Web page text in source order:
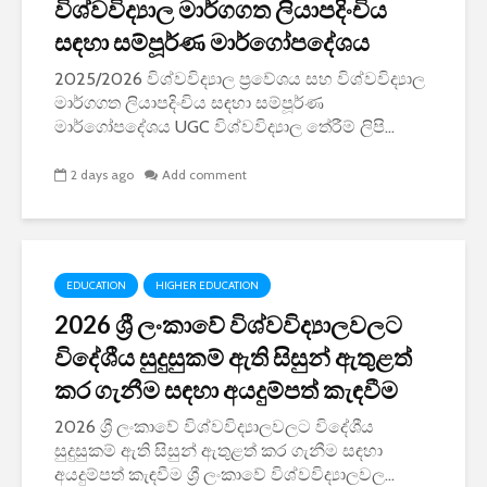
විශ්වවිද්‍යාල මාර්ගගත ලියාපදිංචිය
සඳහා සම්පූර්ණ මාර්ගෝපදේශය
2025/2026 විශ්වවිද්‍යාල ප්‍රවේශය සහ විශ්වවිද්‍යාල
මාර්ගගත ලියාපදිංචිය සඳහා සම්පූර්ණ
මාර්ගෝපදේශය UGC විශ්වවිද්‍යාල තේරීම් ලිපි...
2 days ago Add comment
EDUCATION HIGHER EDUCATION
2026 ශ්‍රී ලංකාවේ විශ්වවිද්‍යාලවලට
විදේශීය සුදුසුකම් ඇති සිසුන් ඇතුළත්
කර ගැනීම සඳහා අයදුම්පත් කැඳවීම
2026 ශ්‍රී ලංකාවේ විශ්වවිද්‍යාලවලට විදේශීය
සුදුසුකම් ඇති සිසුන් ඇතුළත් කර ගැනීම සඳහා
අයදුම්පත් කැඳවීම ශ්‍රී ලංකාවේ විශ්වවිද්‍යාලවල...